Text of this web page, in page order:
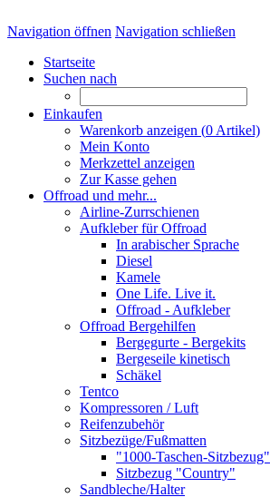
Navigation öffnen Navigation schließen
Startseite
Suchen nach
Einkaufen
Warenkorb anzeigen (0 Artikel)
Mein Konto
Merkzettel anzeigen
Zur Kasse gehen
Offroad und mehr...
Airline-Zurrschienen
Aufkleber für Offroad
In arabischer Sprache
Diesel
Kamele
One Life. Live it.
Offroad - Aufkleber
Offroad Bergehilfen
Bergegurte - Bergekits
Bergeseile kinetisch
Schäkel
Tentco
Kompressoren / Luft
Reifenzubehör
Sitzbezüge/Fußmatten
"1000-Taschen-Sitzbezug"
Sitzbezug "Country"
Sandbleche/Halter